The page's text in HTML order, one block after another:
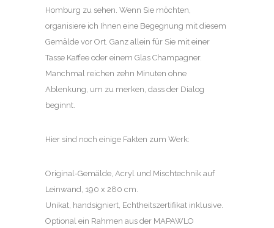
Homburg zu sehen. Wenn Sie möchten,
organisiere ich Ihnen eine Begegnung mit diesem
Gemälde vor Ort. Ganz allein für Sie mit einer
Tasse Kaffee oder einem Glas Champagner.
Manchmal reichen zehn Minuten ohne
Ablenkung, um zu merken, dass der Dialog
beginnt.
Hier sind noch einige Fakten zum Werk:
Original-Gemälde, Acryl und Mischtechnik auf
Leinwand, 190 x 280 cm.
Unikat, handsigniert, Echtheitszertifikat inklusive.
Optional ein Rahmen aus der MAPAWLO